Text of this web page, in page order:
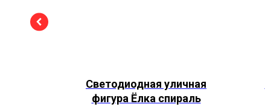
Светодиодная уличная
фигура Ёлка спираль